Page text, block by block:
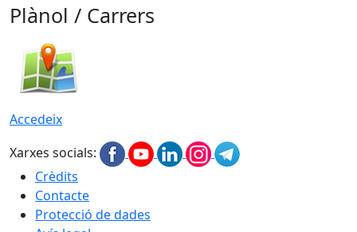
Plànol / Carrers
Accedeix
Xarxes socials:
Crèdits
Contacte
Protecció de dades